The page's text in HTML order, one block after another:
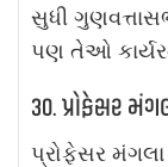
સુધી
પણ તેઓ
30. પ્રોફેસર
પ્રોફેસર મંગલા